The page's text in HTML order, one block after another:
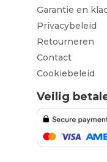
Garantie en
Privacybeleid
Retourneren
Contact
Cookiebeleid
Veilig